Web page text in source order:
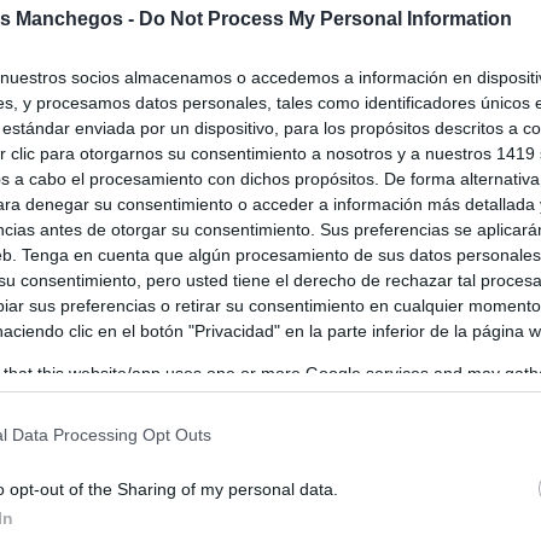
Manchegos - Do Not Process My Personal Information
socios almacenamos o accedemos a información en
y procesamos datos personales, tales como identificadores únicos
enviada por un dispositivo, para los propósitos descritos a
clic para otorgarnos su consentimiento a nosotros y a nuestros 1419
a cabo el procesamiento con dichos propósitos. De forma
denegar su consentimiento o acceder a información más detallada
antes de otorgar su consentimiento. Sus preferencias se
Tenga en cuenta que algún procesamiento de sus datos
consentimiento, pero usted tiene el derecho de rechazar tal
sus preferencias o retirar su consentimiento en cualquier
clic en el botón "Privacidad" en la parte inferior de la página
that this website/app uses one or more Google services and may
but not limited to your visit or usage behaviour. You may
consent section.
Data Processing Opt Outs
opt-out of the Sharing of my personal data.
Fiesta de las Letras de Tomelloso
y defiende un periodismo con
a...
- 31/08/2025
a vestirse de gala para celebrar la 74ª edición de la Fiesta de
certamen literario más antiguo de España,...